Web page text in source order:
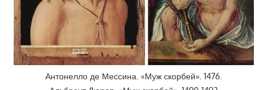
Антонелло де Мессина. «Муж скорбей». 1476.